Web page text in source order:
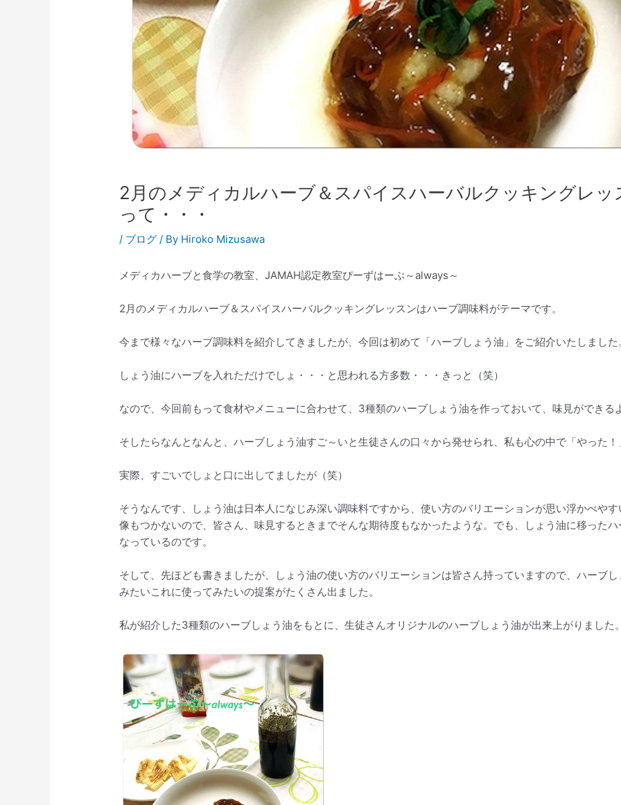
2月のメディカルハーブ＆スパイスハーバルクッキングレ
って・・・
/ ブログ / By Hiroko Mizusawa
メディカハーブと食学の教室、JAMAH認定教室ぴーずはーぶ～always～
2月のメディカルハーブ＆スパイスハーバルクッキングレッスンはハーブ調味料がテーマです。
今まで様々なハーブ調味料を紹介してきましたが、今回は初めて「ハーブしょう油」をご紹介いたしました
しょう油にハーブを入れただけでしょ・・・と思われる方多数・・・きっと（笑）
なので、今回前もって食材やメニューに合わせて、3種類のハーブしょう油を作っておいて、味見ができる
そしたらなんとなんと、ハーブしょう油すご～いと生徒さんの口々から発せられ、私も心の中で「やった
実際、すごいでしょと口に出してましたが（笑）
そうなんです、しょう油は日本人になじみ深い調味料ですから、使い方のバリエーションが思い浮かべや
像もつかないので、皆さん、味見するときまでそんな期待度もなかったような。でも、しょう油に移った
なっているのです。
そして、先ほども書きましたが、しょう油の使い方のバリエーションは皆さん持っていますので、ハーブ
みたいこれに使ってみたいの提案がたくさん出ました。
私が紹介した3種類のハーブしょう油をもとに、生徒さんオリジナルのハーブしょう油が出来上がりました